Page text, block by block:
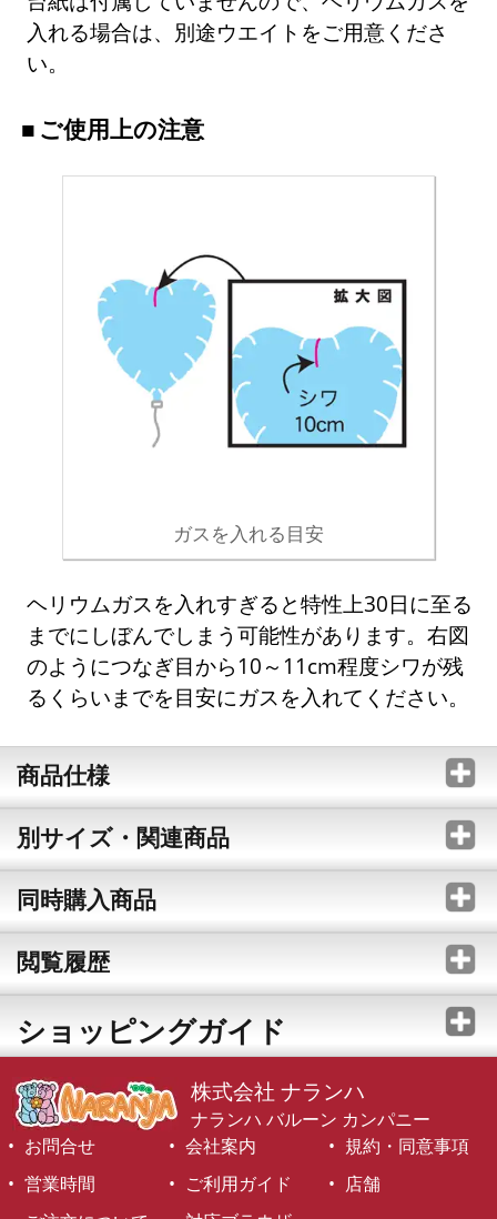
入れる場合は、別途ウエイトをご用意くださ
い。
ご使用上の注意
ガスを入れる目安
ヘリウムガスを入れすぎると特性上30日に至る
までにしぼんでしまう可能性があります。右図
のようにつなぎ目から10～11cm程度シワが残
るくらいまでを目安にガスを入れてください。
商品仕様
別サイズ・関連商品
同時購入商品
閲覧履歴
ショッピングガイド
株式会社 ナランハ
ナランハ バルーン カンパニー
お問合せ
会社案内
規約・同意事項
営業時間
ご利用ガイド
店舗